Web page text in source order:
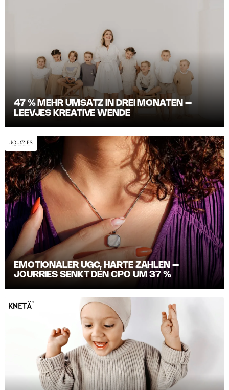
47 % MEHR UMSATZ IN DREI MONATEN –
LEEVJES KREATIVE WENDE
EMOTIONALER UGC, HARTE ZAHLEN –
JOURRIES SENKT DEN CPO UM 37 %